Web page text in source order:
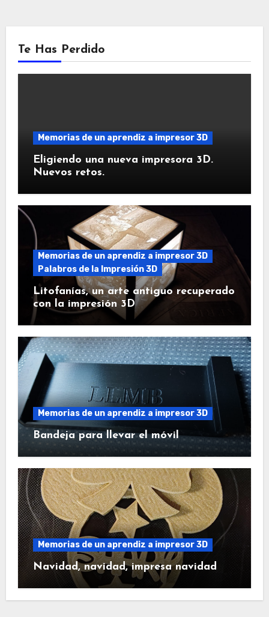
Te Has Perdido
Memorias de un aprendiz a impresor 3D
Eligiendo una nueva impresora 3D.
Nuevos retos.
Memorias de un aprendiz a impresor 3D
Palabros de la Impresión 3D
Litofanías, un arte antiguo recuperado
con la impresión 3D
Memorias de un aprendiz a impresor 3D
Bandeja para llevar el móvil
Memorias de un aprendiz a impresor 3D
Navidad, navidad, impresa navidad